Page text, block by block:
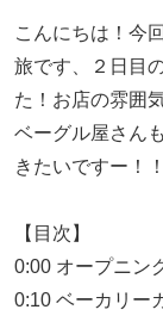
こんにちは！今
旅です、２日目
た！お店の雰囲
ベーグル屋さん
きたいですー！！
【目次】
0:00 オープニン
0:10 ベーカリー